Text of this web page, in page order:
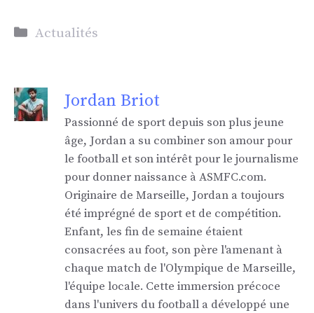
Catégories
Actualités
Jordan Briot
Passionné de sport depuis son plus jeune
âge, Jordan a su combiner son amour pour
le football et son intérêt pour le journalisme
pour donner naissance à ASMFC.com.
Originaire de Marseille, Jordan a toujours
été imprégné de sport et de compétition.
Enfant, les fin de semaine étaient
consacrées au foot, son père l'amenant à
chaque match de l'Olympique de Marseille,
l'équipe locale. Cette immersion précoce
dans l'univers du football a développé une